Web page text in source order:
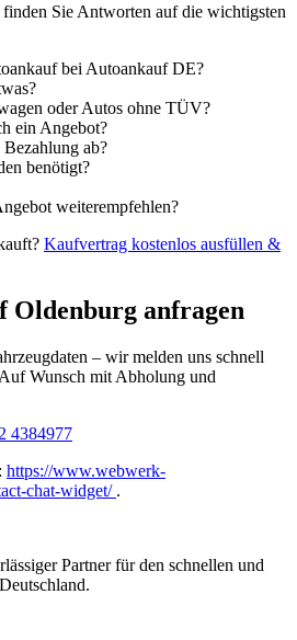
Sie Antworten auf die wichtigsten
bei Autoankauf DE?
oder Autos ohne TÜV?
ein Angebot?
ab?
benötigt?
weiterempfehlen?
Kaufvertrag kostenlos ausfüllen &
Oldenburg anfragen
– wir melden uns schnell
Wunsch mit Abholung und
4384977
https://www.webwerk-
chat-widget/ .
Partner für den schnellen und